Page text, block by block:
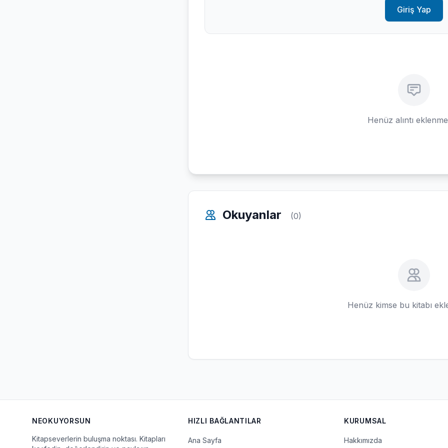
Giriş Yap
Henüz alıntı
Okuyanlar (0)
Henüz kimse bu kitabı
NEOKUYORSUN
Kitapseverlerin buluşma noktası. Kitapları
HIZLI BAĞLANTILAR
Ana Sayfa
KURUMSAL
Hakkımızda